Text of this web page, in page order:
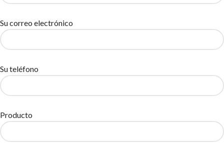
Su correo electrónico
Su teléfono
Producto